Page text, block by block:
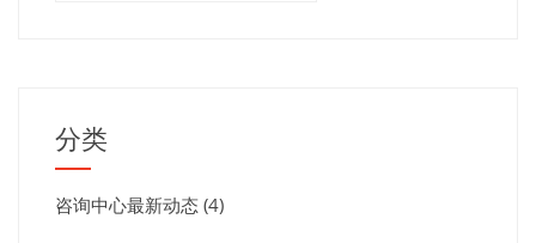
分类
咨询中心最新动态 (4)